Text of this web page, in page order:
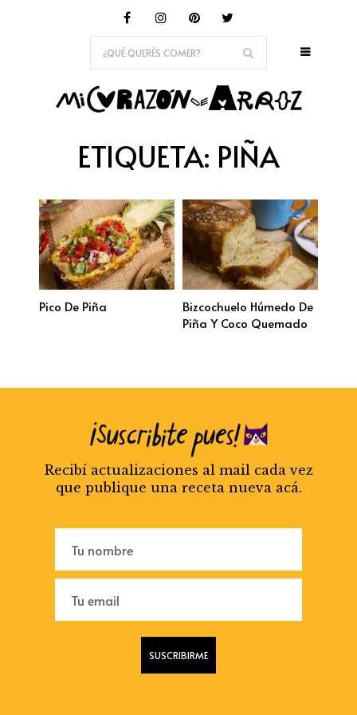
ETIQUETA: PIÑA
Pico De Piña
Bizcochuelo Húmedo De
Piña Y Coco Quemado
Recibí actualizaciones al mail cada vez
que publique una receta nueva acá.